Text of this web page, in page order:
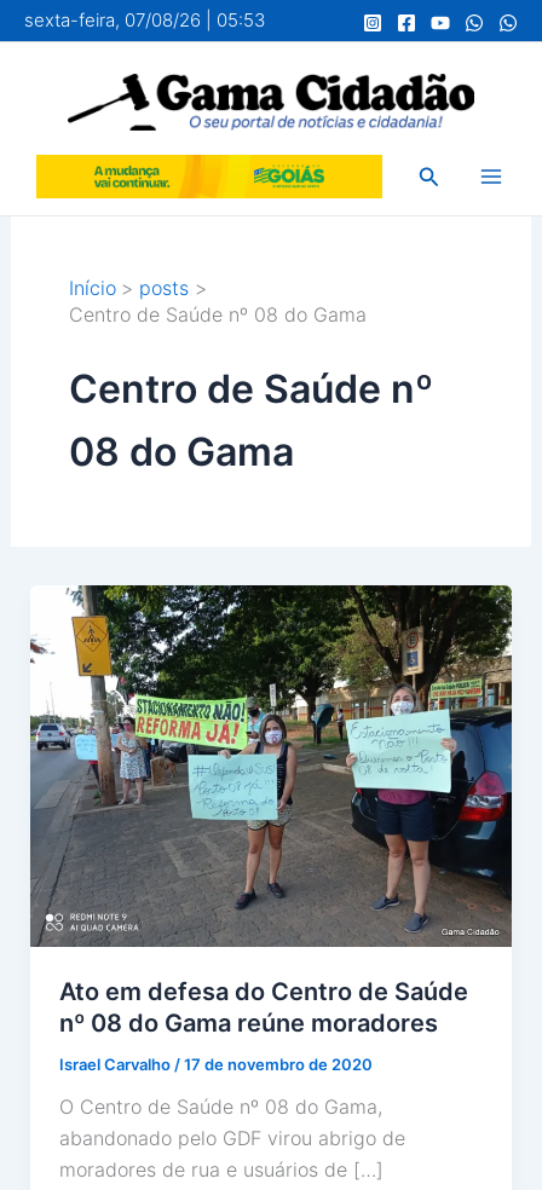
para
conteúdo
sexta-feira, 07/08/26 | 05:53
Pesquisar
Início
posts
Centro de Saúde nº 08 do Gama
Centro de Saúde nº
08 do Gama
Ato em defesa do Centro de Saúde
nº 08 do Gama reúne moradores
Israel Carvalho /17 de novembro de 2020
O Centro de Saúde nº 08 do Gama,
abandonado pelo GDF virou abrigo de
moradores de rua e usuários de […]